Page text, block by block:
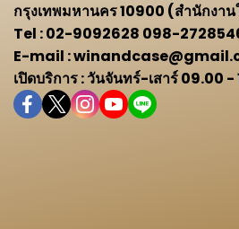
กรุงเทพมหานคร 10900 (สำนักงา
Tel : 02-9092628 098-
E-mail :
เปิดบริการ : วันจันทร์-เสาร์ 09.00 -